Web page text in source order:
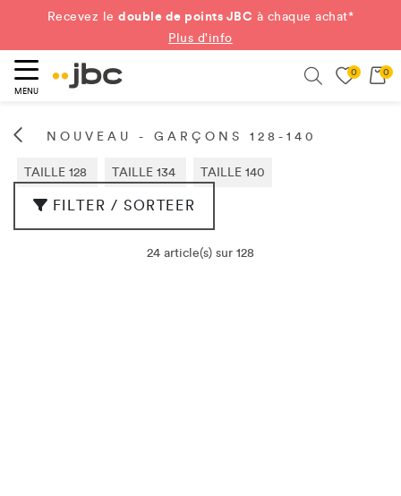
Recevez ledouble de points JBC à chaque achat*
Plus d'info
MENU
0 0
NOUVEAU - GARÇONS 128-140
TAILLE 128 TAILLE 134 TAILLE 140
FILTER / SORTEER
24 article(s) sur 128